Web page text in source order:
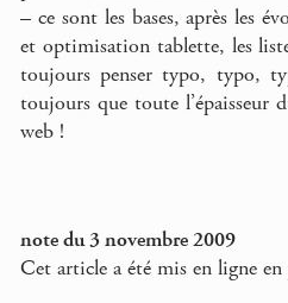
– ce sont les bases, après les
et optimisation tablette, les
toujours penser typo, typo,
toujours que toute l’épaisseur
web !
note du 3 novembre 2009
Cet article a été mis en ligne